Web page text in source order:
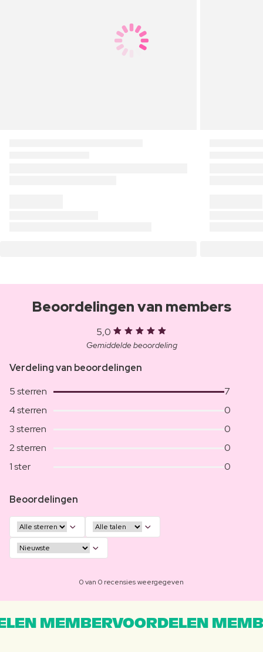
Beoordelingen van members
5,0
Gemiddelde beoordeling
Verdeling van beoordelingen
5 sterren
7
4 sterren
0
3 sterren
0
2 sterren
0
1 ster
0
Beoordelingen
0 van 0 recensies weergegeven
MEMBERVOORDELEN